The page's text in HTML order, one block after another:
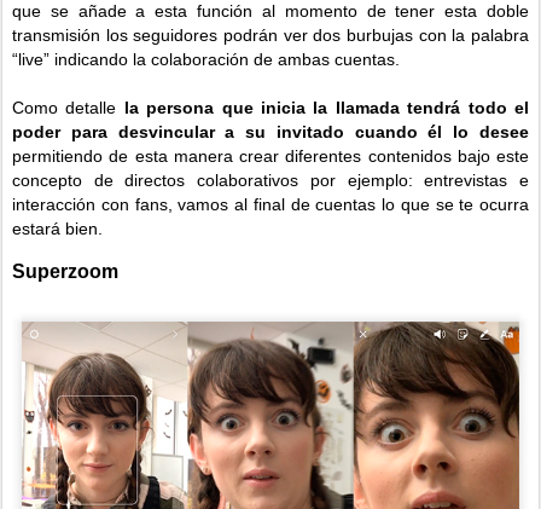
que se añade a esta función al momento de tener esta doble
transmisión los seguidores podrán ver dos burbujas con la palabra
“live” indicando la colaboración de ambas cuentas.
Como detalle la persona que inicia la llamada tendrá todo el
poder para desvincular a su invitado cuando él lo desee
permitiendo de esta manera crear diferentes contenidos bajo este
concepto de directos colaborativos por ejemplo: entrevistas e
interacción con fans, vamos al final de cuentas lo que se te ocurra
estará bien.
Superzoom